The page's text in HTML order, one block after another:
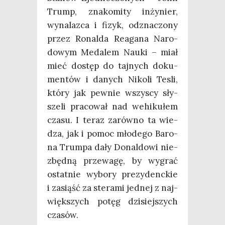
Trump, zna­ko­mi­ty inży­nier,
wyna­laz­ca i fizyk, odzna­czo­ny
przez Ronal­da Reaga­na Naro­
do­wym Meda­lem Nauki – miał
mieć dostęp do taj­nych doku­
men­tów i danych Niko­li Tesli,
któ­ry jak pew­nie wszy­scy sły­
sze­li pra­co­wał nad wehi­ku­łem
cza­su. I teraz zarów­no ta wie­
dza, jak i pomoc mło­de­go Baro­
na Trum­pa dały Donal­do­wi nie­
zbęd­ną prze­wa­gę, by wygrać
ostat­nie wybo­ry pre­zy­denc­kie
i zasiąść za ste­ra­mi jed­nej z naj­
więk­szych potęg dzi­siej­szych
czasów.